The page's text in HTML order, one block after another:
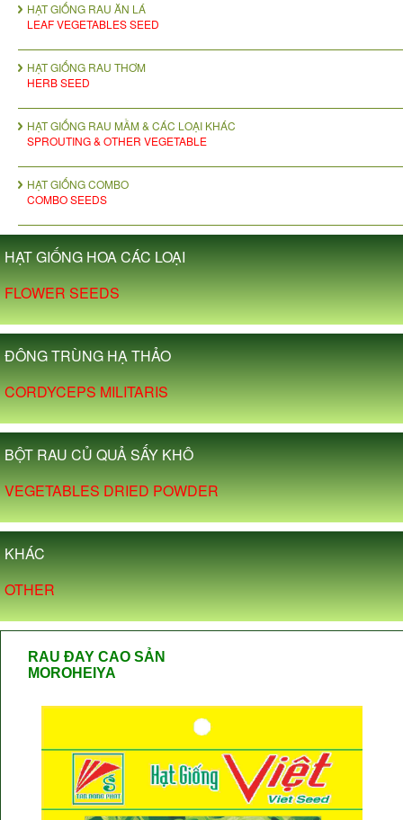
HẠT GIỐNG RAU ĂN LÁ
LEAF VEGETABLES SEED
HẠT GIỐNG RAU THƠM
HERB SEED
HẠT GIỐNG RAU MẦM & CÁC LOẠI KHÁC
SPROUTING & OTHER VEGETABLE
HẠT GIỐNG COMBO
COMBO SEEDS
HẠT GIỐNG HOA CÁC LOẠI
FLOWER SEEDS
ĐÔNG TRÙNG HẠ THẢO
CORDYCEPS MILITARIS
BỘT RAU CỦ QUẢ SẤY KHÔ
VEGETABLES DRIED POWDER
KHÁC
OTHER
RAU ĐAY CAO SẢN
MOROHEIYA